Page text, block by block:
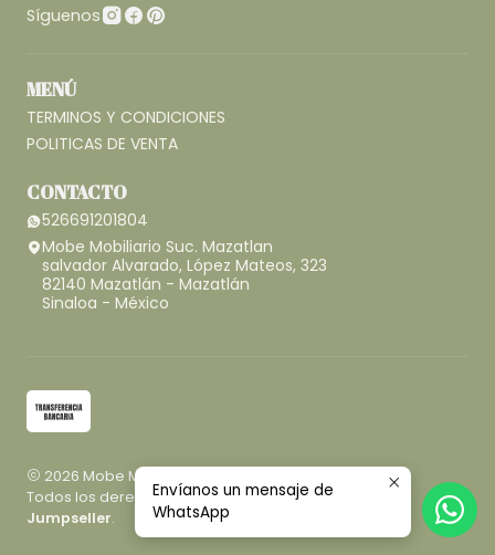
Síguenos
MENÚ
TERMINOS Y CONDICIONES
POLITICAS DE VENTA
CONTACTO
526691201804
Mobe Mobiliario Suc. Mazatlan
salvador Alvarado, López Mateos, 323
82140 Mazatlán - Mazatlán
Sinaloa - México
2026 Mobe Mobiliario.
Todos los derechos reservados.Desarrollado por
Jumpseller.
Envíanos un mensaje de
WhatsApp